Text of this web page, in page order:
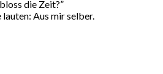
die Zeit?”
Aus mir selber.